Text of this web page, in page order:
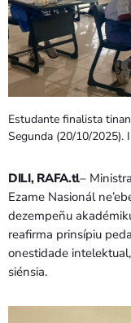
TÉTUM
TÉTUM
PORTUGUÊS
PRÓXIMOS
Bom
Bom
7:00
Estudante finalista
Segunda (20/10/2025).
DILI, RAFA.tl–
Ezame Nasionál
dezempeñu
reafirma prinsípiu
onestidade
siénsia.